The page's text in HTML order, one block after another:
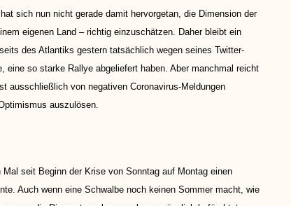
nun nicht gerade damit hervorgetan, die Dimension der
eigenen Land – richtig einzuschätzen. Daher bleibt ein
des Atlantiks gestern tatsächlich wegen seines Twitter-
so starke Rallye abgeliefert haben. Aber manchmal reicht
ausschließlich von negativen Coronavirus-Meldungen
auszulösen.
seit Beginn der Krise von Sonntag auf Montag einen
Auch wenn eine Schwalbe noch keinen Sommer macht, wie